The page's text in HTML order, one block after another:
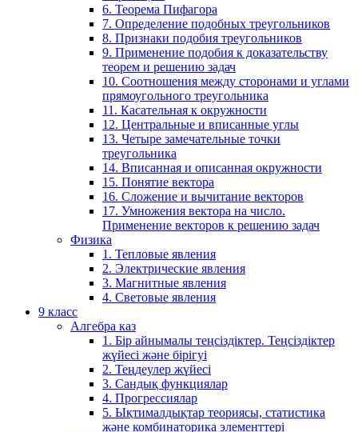
6. Теорема Пифагора
7. Определение подобных треугольников
8. Признаки подобия треугольников
9. Применение подобия к доказательству
теорем и решению задач
10. Соотношения между сторонами и углами
прямоугольного треугольника
11. Касательная к окружности
12. Центральные и вписанные углы
13. Четыре замечательные точки
треугольника
14. Вписанная и описанная окружности
15. Понятие вектора
16. Сложение и вычитание векторов
17. Умножения вектора на число.
Применение векторов к решению задач
Физика
1. Тепловые явления
2. Электрические явления
3. Магнитные явления
4. Световые явления
9 класс
Алгебра каз
1. Бір айнымалы теңсіздіктер. Теңсіздіктер
жүйесі және бірігуі
2. Теңдеулер жүйесі
3. Сандық функциялар
4. Прогрессиялар
5. Ықтималдықтар теориясы, статистика
және комбинаторика элементтері